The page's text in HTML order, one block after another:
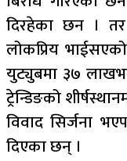
दिरहेका छन ।
लोकप्रिय
युट्युबमा ३७
ट्रेन्डिङको
विवाद सिर्जना
दिएका छन् ।